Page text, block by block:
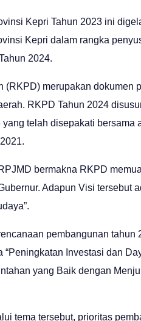
Kepri Tahun 2023 ini
Kepri dalam rangka
2024.
(RKPD) merupakan dokumen
RKPD Tahun 2024
telah disepakati bersama
bermakna RKPD
Adapun Visi tersebut
pembangunan
“Peningkatan Investasi dan
yang Baik dengan
tema tersebut, prioritas